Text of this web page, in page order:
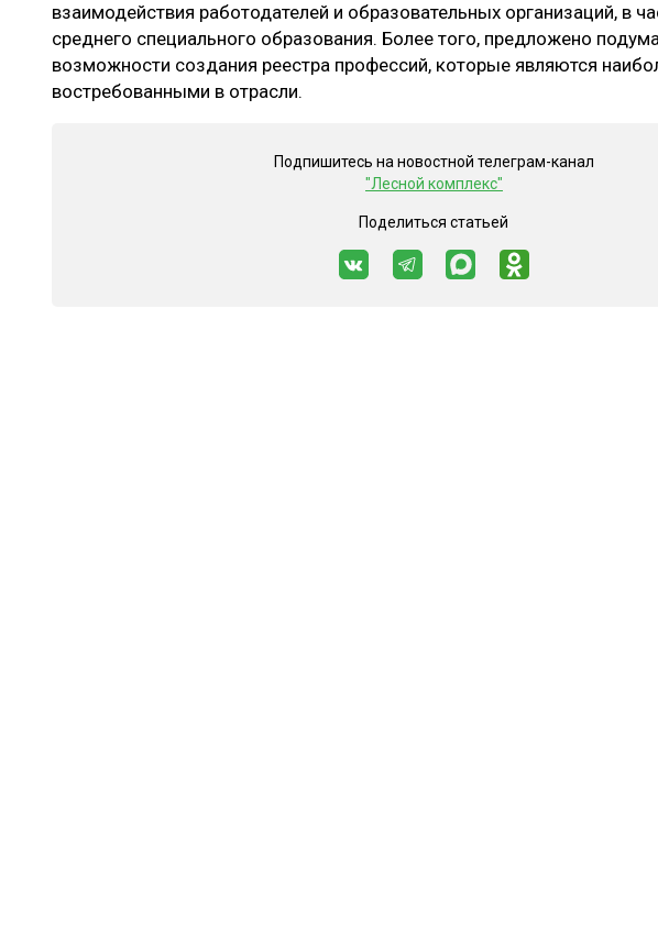
взаимодействия работодателей и образовательных организаций, в
среднего специального образования. Более того, предложено
возможности создания реестра профессий, которые являются
востребованными в отрасли.
Подпишитесь на новостной телеграм-канал
"Лесной комплекс"
Поделиться статьей